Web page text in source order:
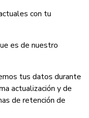
con tu
es de nuestro
tus datos durante
actualización y de
de retención de